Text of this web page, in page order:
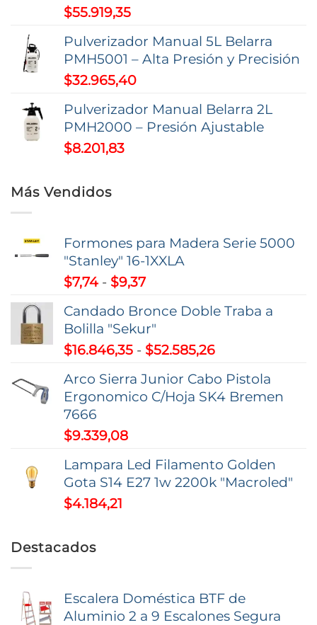
$55.919,35
Pulverizador Manual 5L Belarra
PMH5001 – Alta Presión y Precisión
$32.965,40
Pulverizador Manual Belarra 2L
PMH2000 – Presión Ajustable
$8.201,83
Más Vendidos
Formones para Madera Serie 5000
"Stanley" 16-1XXLA
$7,74 - $9,37Rango
precios:
desde
$7,74
hasta
$9,37
Candado Bronce Doble Traba a
Bolilla "Sekur"
$16.846,35 - $52.585,26Rango
precios:
desde
$52.585,26
Arco Sierra Junior Cabo Pistola
Ergonomico C/Hoja SK4 Bremen
7666
$9.339,08
Lampara Led Filamento Golden
Gota S14 E27 1w 2200k "Macroled"
$4.184,21
Destacados
Escalera Doméstica BTF de
Aluminio 2 a 9 Escalones Segura